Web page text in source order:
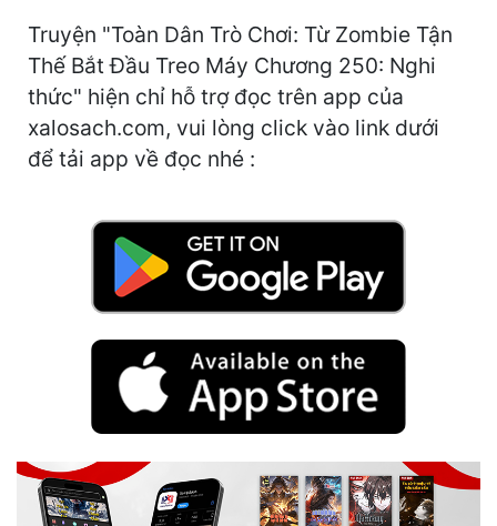
Kiếm Hiệp
Kỳ Huyễn
Kỳ Ảo
Ngược
Truyện "Toàn Dân Trò Chơi: Từ Zombie Tận
Thế Bắt Đầu Treo Máy Chương 250: Nghi
thức" hiện chỉ hỗ trợ đọc trên app của
xalosach.com, vui lòng click vào link dưới
để tải app về đọc nhé :